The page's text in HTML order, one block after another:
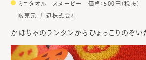
ミニタオル スヌーピー 価格：500円（税抜）
販売元：川辺株式会社
かぼちゃのランタンからひょっこりのぞい